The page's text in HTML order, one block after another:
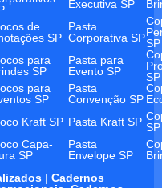
Executiva SP
de
SP
Pasta
Corporativa SPSP
para
SP
Pasta para
Evento SP
SP
para
SP
Pasta
Convenção SP
Kraft SP Pasta Kraft SP SP
Capa-
SP
Pasta
Envelope SP
| Cadernos